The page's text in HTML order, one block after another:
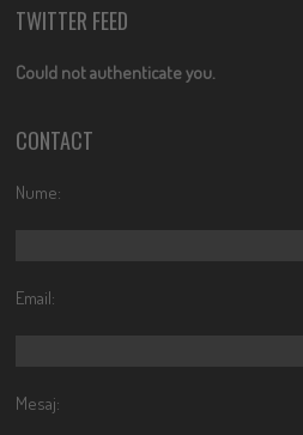
TWITTER FEED
Could not authenticate you.
CONTACT
Nume:
Email:
Mesaj: